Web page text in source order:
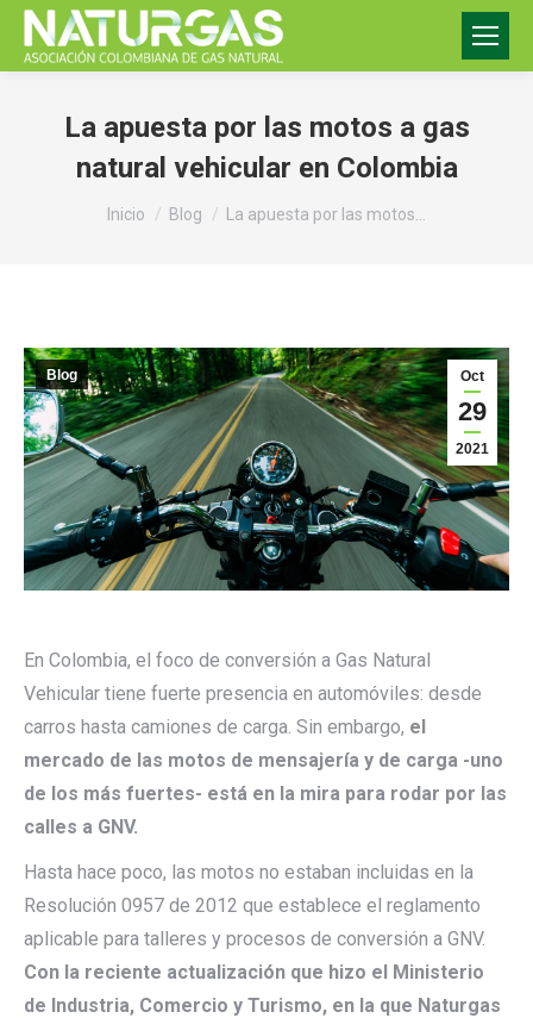
La apuesta por las motos a gas
natural vehicular en Colombia
Estás aquí:
Inicio Blog La apuesta por las motos…
Oct
29
2021
Blog
En Colombia, el foco de conversión a Gas Natural
Vehicular tiene fuerte presencia en automóviles: desde
carros hasta camiones de carga. Sin embargo, el
mercado de las motos de mensajería y de carga -uno
de los más fuertes- está en la mira para rodar por las
calles a GNV.
Hasta hace poco, las motos no estaban incluidas en la
Resolución 0957 de 2012 que establece el reglamento
aplicable para talleres y procesos de conversión a GNV.
Con la reciente actualización que hizo el Ministerio
de Industria, Comercio y Turismo, en la que Naturgas